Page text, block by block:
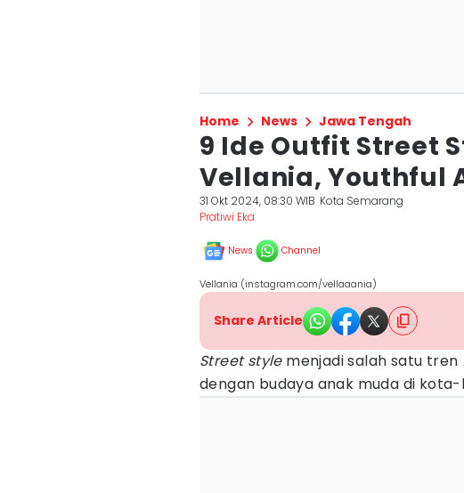
Home News Jawa Tengah
9 Ide Outfit Street
Vellania, Youthful
31 Okt 2024, 08:30 WIB Kota Semarang
Pratiwi Eka
News Channel
Vellania (instagram.com/vellaaania)
Share Article
Street stylemenjadi salah satu tren
dengan budaya anak muda di